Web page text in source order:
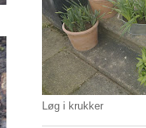
Løg i krukker